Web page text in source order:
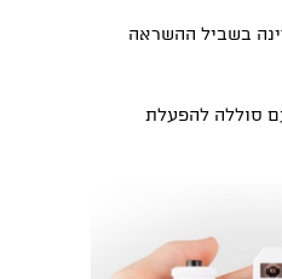
בשביל ההשראה
סוללה להפעלת